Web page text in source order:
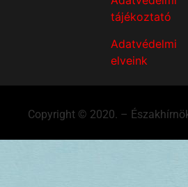
tájékoztató
Adatvédelmi
elveink
Copyright © 2020. –